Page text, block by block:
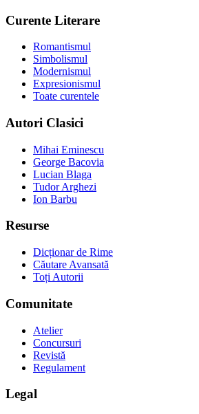
Curente Literare
Romantismul
Simbolismul
Modernismul
Expresionismul
Toate curentele
Autori Clasici
Mihai Eminescu
George Bacovia
Lucian Blaga
Tudor Arghezi
Ion Barbu
Resurse
Dicționar de Rime
Căutare Avansată
Toți Autorii
Comunitate
Atelier
Concursuri
Revistă
Regulament
Legal